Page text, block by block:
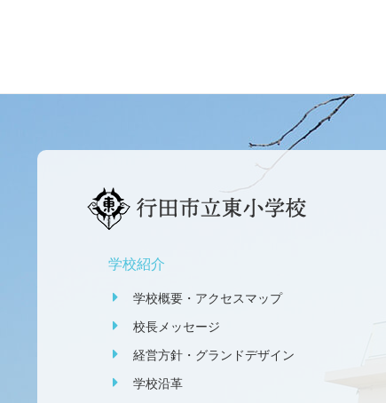
学校紹介
学校概要・アクセスマップ
校長メッセージ
経営方針・グランドデザイン
学校沿革